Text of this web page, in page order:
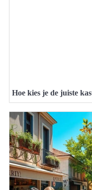
Hoe kies je de juiste